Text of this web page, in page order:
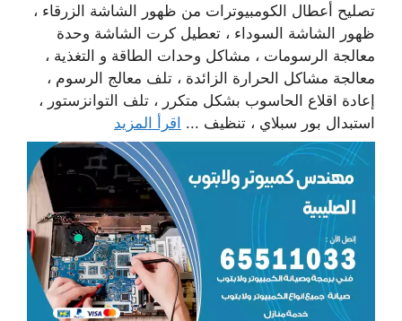
تصليح أعطال الكومبيوترات من ظهور الشاشة الزرقاء ،
ظهور الشاشة السوداء ، تعطيل كرت الشاشة وحدة
معالجة الرسومات ، مشاكل وحدات الطاقة و التغذية ،
معالجة مشاكل الحرارة الزائدة ، تلف معالج الرسوم ،
إعادة اقلاع الحاسوب بشكل متكرر ، تلف التوانزستور ،
استبدال بور سبلاي ، تنظيف ... اقرأ المزيد